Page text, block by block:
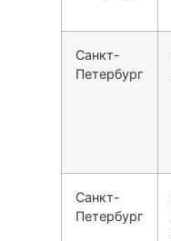
Санкт-
Петербург
Санкт-
Петербург